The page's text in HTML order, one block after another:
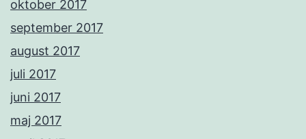
oktober 2017
september 2017
august 2017
juli 2017
juni 2017
maj 2017